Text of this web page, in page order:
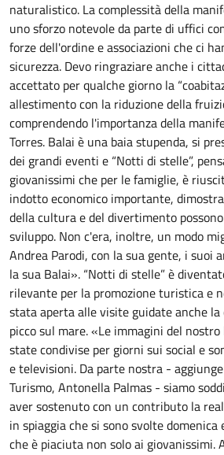
naturalistico. La complessità della
uno sforzo notevole da parte di uffici
forze dell'ordine e associazioni che ci
sicurezza. Devo ringraziare anche i
accettato per qualche giorno la
allestimento con la riduzione della
comprendendo l'importanza della
Torres. Balai è una baia stupenda, si
dei grandi eventi e “Notti di stelle”,
giovanissimi che per le famiglie, è
indotto economico importante,
della cultura e del divertimento
sviluppo. Non c'era, inoltre, un modo
Andrea Parodi, con la sua gente, i suoi
la sua Balai». “Notti di stelle” è
rilevante per la promozione turistica e
stata aperta alle visite guidate anche
picco sul mare. «Le immagini del
state condivise per giorni sui social e
e televisioni. Da parte nostra -
Turismo, Antonella Palmas - siamo
aver sostenuto con un contributo la
in spiaggia che si sono svolte
che è piaciuta non solo ai